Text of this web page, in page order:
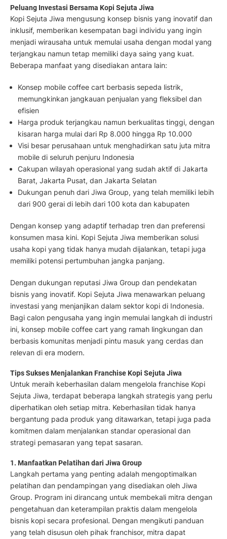
Peluang Investasi Bersama Kopi Sejuta Jiwa
Kopi Sejuta Jiwa mengusung konsep bisnis yang inovatif dan
inklusif, memberikan kesempatan bagi individu yang ingin
menjadi wirausaha untuk memulai usaha dengan modal yang
terjangkau namun tetap memiliki daya saing yang kuat.
Beberapa manfaat yang disediakan antara lain:
Konsep mobile coffee cart berbasis sepeda listrik,
memungkinkan jangkauan penjualan yang fleksibel dan
efisien
Harga produk terjangkau namun berkualitas tinggi, dengan
kisaran harga mulai dari Rp 8.000 hingga Rp 10.000
Visi besar perusahaan untuk menghadirkan satu juta mitra
mobile di seluruh penjuru Indonesia
Cakupan wilayah operasional yang sudah aktif di Jakarta
Barat, Jakarta Pusat, dan Jakarta Selatan
Dukungan penuh dari Jiwa Group, yang telah memiliki lebih
dari 900 gerai di lebih dari 100 kota dan kabupaten
Dengan konsep yang adaptif terhadap tren dan preferensi
konsumen masa kini. Kopi Sejuta Jiwa memberikan solusi
usaha kopi yang tidak hanya mudah dijalankan, tetapi juga
memiliki potensi pertumbuhan jangka panjang.
Dengan dukungan reputasi Jiwa Group dan pendekatan
bisnis yang inovatif. Kopi Sejuta Jiwa menawarkan peluang
investasi yang menjanjikan dalam sektor kopi di Indonesia.
Bagi calon pengusaha yang ingin memulai langkah di industri
ini, konsep mobile coffee cart yang ramah lingkungan dan
berbasis komunitas menjadi pintu masuk yang cerdas dan
relevan di era modern.
Tips Sukses Menjalankan Franchise Kopi Sejuta Jiwa
Untuk meraih keberhasilan dalam mengelola franchise Kopi
Sejuta Jiwa, terdapat beberapa langkah strategis yang perlu
diperhatikan oleh setiap mitra. Keberhasilan tidak hanya
bergantung pada produk yang ditawarkan, tetapi juga pada
komitmen dalam menjalankan standar operasional dan
strategi pemasaran yang tepat sasaran.
1. Manfaatkan Pelatihan dari Jiwa Group
Langkah pertama yang penting adalah mengoptimalkan
pelatihan dan pendampingan yang disediakan oleh Jiwa
Group. Program ini dirancang untuk membekali mitra dengan
pengetahuan dan keterampilan praktis dalam mengelola
bisnis kopi secara profesional. Dengan mengikuti panduan
yang telah disusun oleh pihak franchisor, mitra dapat